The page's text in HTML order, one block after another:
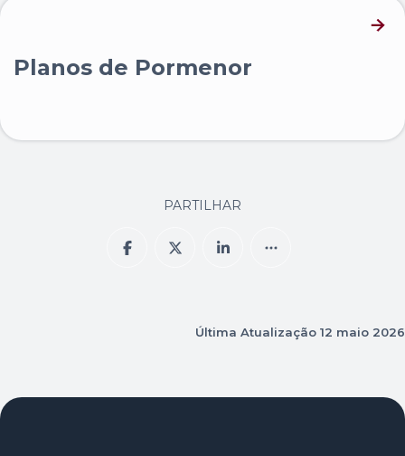
Planos de Pormenor
PARTILHAR
Última Atualização 12 maio 2026